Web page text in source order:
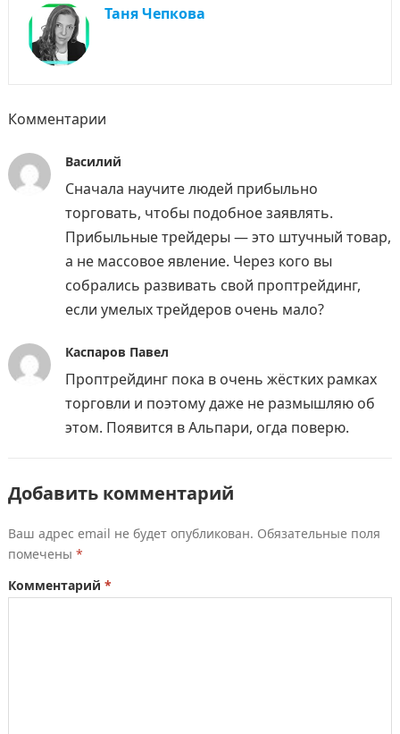
Таня Чепкова
Комментарии
Василий
Сначала научите людей прибыльно
торговать, чтобы подобное заявлять.
Прибыльные трейдеры — это штучный товар,
а не массовое явление. Через кого вы
собрались развивать свой проптрейдинг,
если умелых трейдеров очень мало?
Каспаров Павел
Проптрейдинг пока в очень жёстких рамках
торговли и поэтому даже не размышляю об
этом. Появится в Альпари, огда поверю.
Добавить комментарий
Ваш адрес email не будет опубликован. Обязательные поля
помечены *
Комментарий *